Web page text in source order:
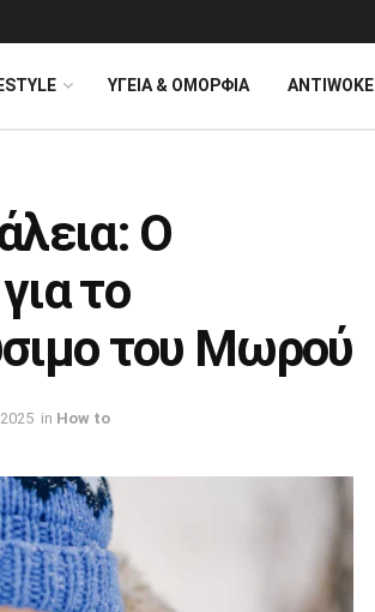
ΥΓΕΙΑ & ΟΜΟΡΦΙΑ ANTIWOKE
Ο
το
του Μωρού
in How to